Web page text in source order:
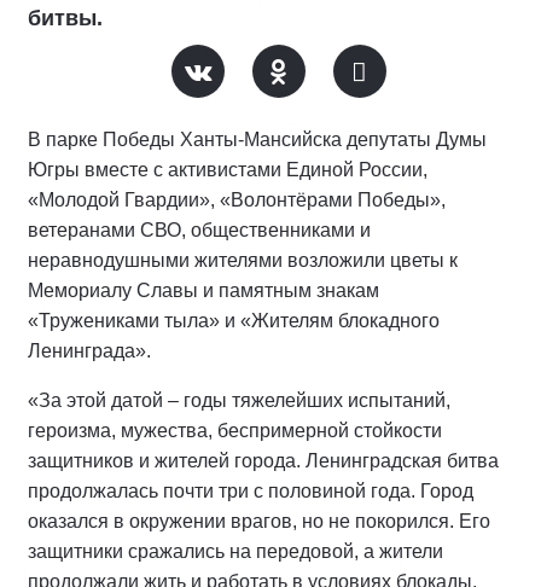
битвы.
В парке Победы Ханты-Мансийска депутаты Думы
Югры вместе с активистами Единой России,
«Молодой Гвардии», «Волонтёрами Победы»,
ветеранами СВО, общественниками и
неравнодушными жителями возложили цветы к
Мемориалу Славы и памятным знакам
«Тружениками тыла» и «Жителям блокадного
Ленинграда».
«За этой датой – годы тяжелейших испытаний,
героизма, мужества, беспримерной стойкости
защитников и жителей города. Ленинградская битва
продолжалась почти три с половиной года. Город
оказался в окружении врагов, но не покорился. Его
защитники сражались на передовой, а жители
продолжали жить и работать в условиях блокады,